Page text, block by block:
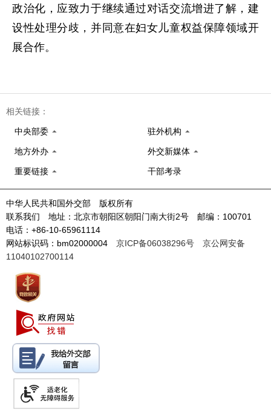
政治化，应致力于继续通过对话交流增进了解，建
设性处理分歧，并同意在妇女儿童权益保障领域开
展合作。
相关链接：
中央部委 驻外机构
地方外办 外交新媒体
重要链接 干部考录
中华人民共和国外交部 版权所有
联系我们 地址：北京市朝阳区朝阳门南大街2号 邮编：100701
电话：+86-10-65961114
网站标识码：bm02000004 京ICP备06038296号
京公网安备
11040102700114